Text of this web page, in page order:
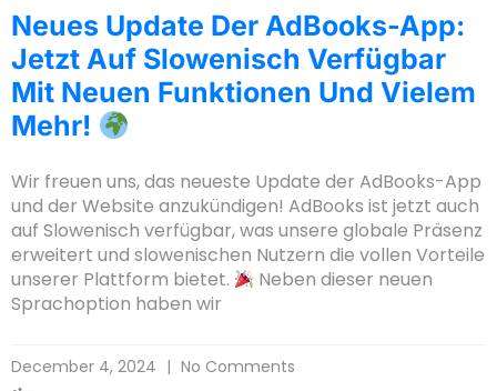
Neues Update Der AdBooks-App:
Jetzt Auf Slowenisch Verfügbar
Mit Neuen Funktionen Und Vielem
Mehr!
Wir freuen uns, das neueste Update der AdBooks-App
und der Website anzukündigen! AdBooks ist jetzt auch
auf Slowenisch verfügbar, was unsere globale Präsenz
erweitert und slowenischen Nutzern die vollen Vorteile
unserer Plattform bietet.
Neben dieser neuen
Sprachoption haben wir
December 4, 2024 No Comments